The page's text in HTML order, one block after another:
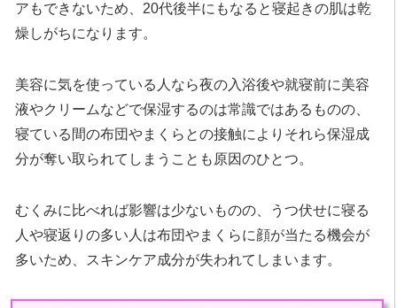
アもできないため、20代後半にもなると寝起きの肌は乾
燥しがちになります。
美容に気を使っている人なら夜の入浴後や就寝前に美容
液やクリームなどで保湿するのは常識ではあるものの、
寝ている間の布団やまくらとの接触によりそれら保湿成
分が奪い取られてしまうことも原因のひとつ。
むくみに比べれば影響は少ないものの、うつ伏せに寝る
人や寝返りの多い人は布団やまくらに顔が当たる機会が
多いため、スキンケア成分が失われてしまいます。